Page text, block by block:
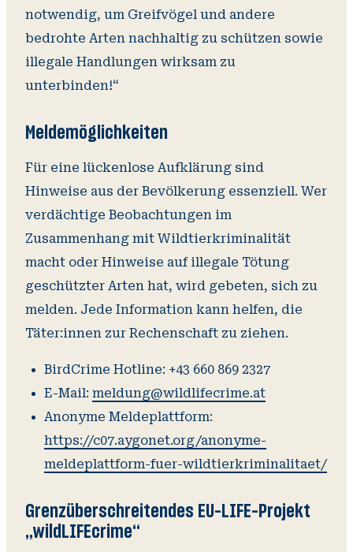
notwendig, um Greifvögel und andere
bedrohte Arten nachhaltig zu schützen sowie
illegale Handlungen wirksam zu
unterbinden!“
Meldemöglichkeiten
Für eine lückenlose Aufklärung sind
Hinweise aus der Bevölkerung essenziell. Wer
verdächtige Beobachtungen im
Zusammenhang mit Wildtierkriminalität
macht oder Hinweise auf illegale Tötung
geschützter Arten hat, wird gebeten, sich zu
melden. Jede Information kann helfen, die
Täter:innen zur Rechenschaft zu ziehen.
BirdCrime Hotline: +43 660 869 2327
E-Mail: meldung@wildlifecrime.at
Anonyme Meldeplattform:
https://c07.aygonet.org/anonyme-
meldeplattform-fuer-wildtierkriminalitaet/
Grenzüberschreitendes EU-LIFE-Projekt
„wildLIFEcrime“